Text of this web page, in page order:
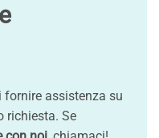
fornire assistenza su
richiesta. Se